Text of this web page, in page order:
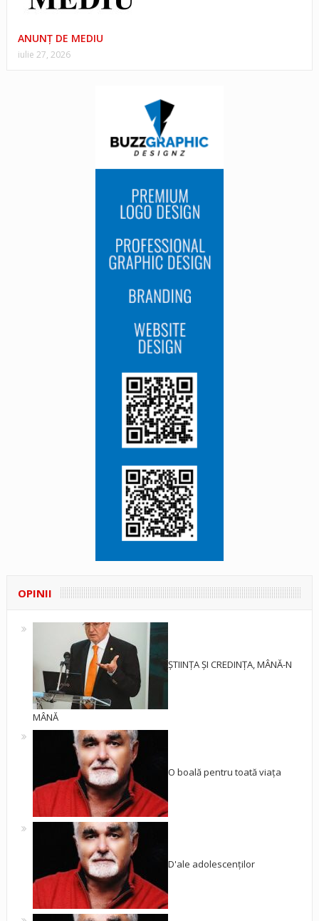
ANUNŢ DE MEDIU
iulie 27, 2026
OPINII
ȘTIINȚA ȘI CREDINȚA, MÂNĂ-N
MÂNĂ
O boală pentru toată viața
D'ale adolescenților